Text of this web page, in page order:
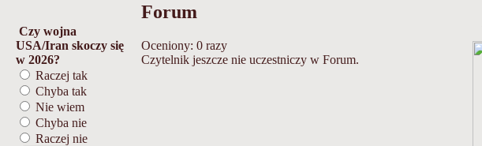
Czy wojna
USA/Iran skoczy się
w 2026?
Raczej tak
Chyba tak
Nie wiem
Chyba nie
Raczej nie
Forum
Oceniony: 0 razy
Czytelnik jeszcze nie uczestniczy w Forum.